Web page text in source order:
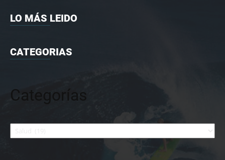
LO MÁS LEIDO
CATEGORIAS
Categorías
Categorías